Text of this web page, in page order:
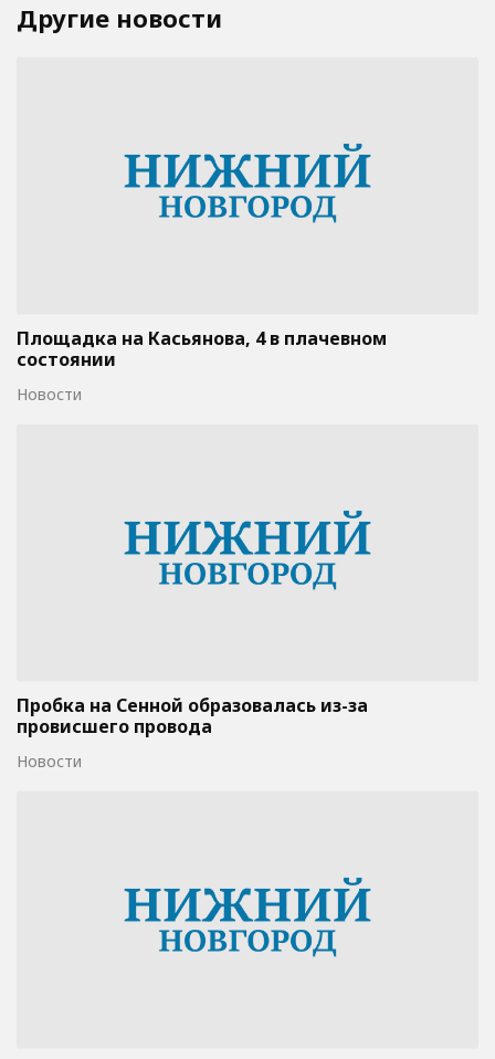
Другие новости
Площадка на Касьянова, 4 в плачевном
состоянии
Новости
Пробка на Сенной образовалась из-за
провисшего провода
Новости